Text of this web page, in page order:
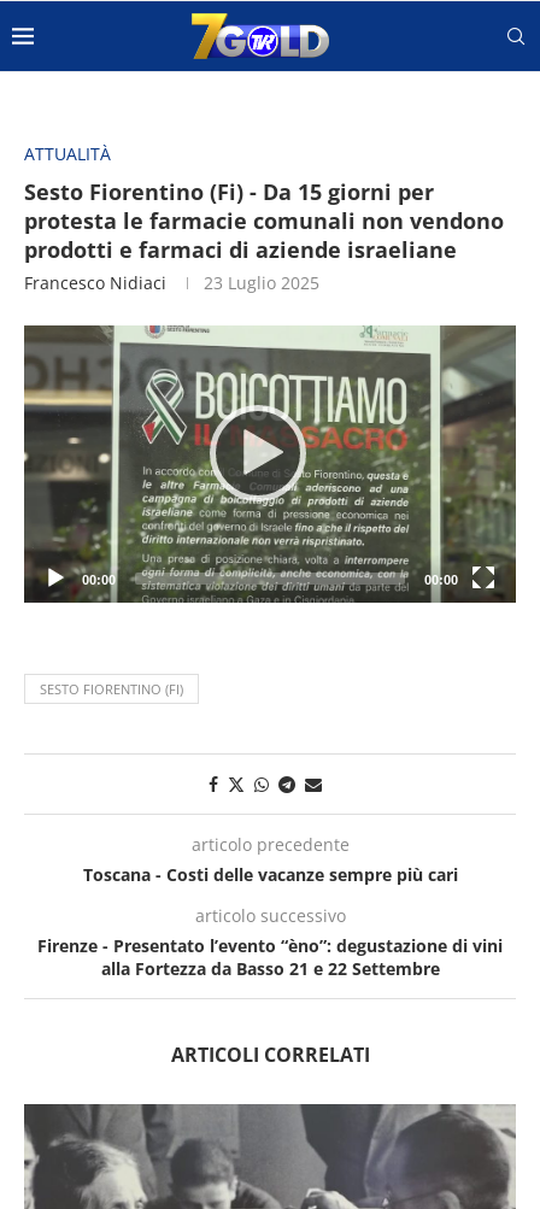
ATTUALITÀ
Sesto Fiorentino (Fi) - Da 15 giorni per
protesta le farmacie comunali non vendono
prodotti e farmaci di aziende israeliane
Francesco Nidiaci 23 Luglio 2025
Player
00:00 00:00
SESTO FIORENTINO (FI)
articolo precedente
Toscana - Costi delle vacanze sempre più cari
articolo successivo
Firenze - Presentato l’evento “èno”: degustazione di vini
alla Fortezza da Basso 21 e 22 Settembre
ARTICOLI CORRELATI